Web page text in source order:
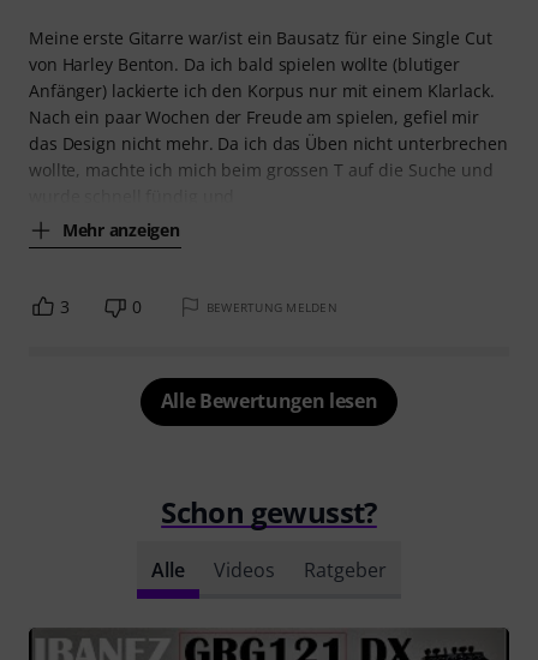
Meine erste Gitarre war/ist ein Bausatz für eine Single Cut
von Harley Benton. Da ich bald spielen wollte (blutiger
Anfänger) lackierte ich den Korpus nur mit einem Klarlack.
Nach ein paar Wochen der Freude am spielen, gefiel mir
das Design nicht mehr. Da ich das Üben nicht unterbrechen
wollte, machte ich mich beim grossen T auf die Suche und
Mehr anzeigen
3 0 BEWERTUNG MELDEN
Alle Bewertungen lesen
Schon gewusst?
Alle Videos Ratgeber